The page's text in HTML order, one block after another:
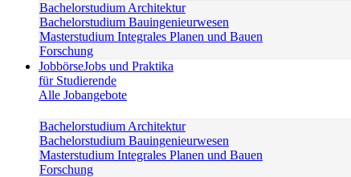
Bachelorstudium Architektur
Bachelorstudium Bauingenieurwesen
Masterstudium Integrales Planen und Bauen
Forschung
JobbörseJobs und Praktika
für Studierende
Alle Jobangebote
Bachelorstudium Architektur
Bachelorstudium Bauingenieurwesen
Masterstudium Integrales Planen und Bauen
Forschung